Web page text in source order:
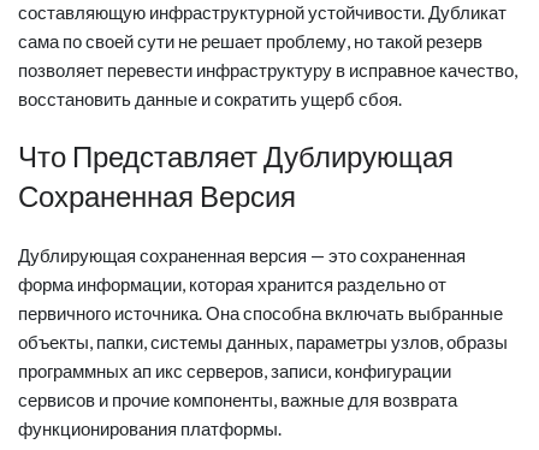
составляющую инфраструктурной устойчивости. Дубликат
сама по своей сути не решает проблему, но такой резерв
позволяет перевести инфраструктуру в исправное качество,
восстановить данные и сократить ущерб сбоя.
Что Представляет Дублирующая
Сохраненная Версия
Дублирующая сохраненная версия — это сохраненная
форма информации, которая хранится раздельно от
первичного источника. Она способна включать выбранные
объекты, папки, системы данных, параметры узлов, образы
программных ап икс серверов, записи, конфигурации
сервисов и прочие компоненты, важные для возврата
функционирования платформы.